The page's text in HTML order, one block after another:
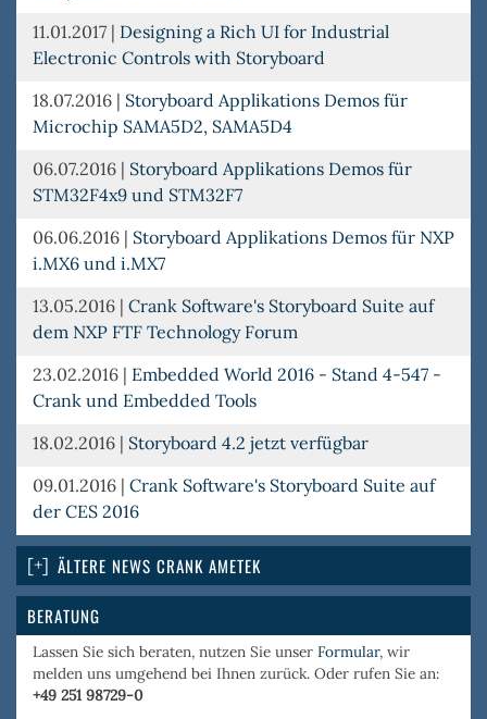
11.01.2017 | Designing a Rich UI for Industrial
Electronic Controls with Storyboard
18.07.2016 | Storyboard Applikations Demos für
Microchip SAMA5D2, SAMA5D4
06.07.2016 | Storyboard Applikations Demos für
STM32F4x9 und STM32F7
06.06.2016 | Storyboard Applikations Demos für NXP
i.MX6 und i.MX7
13.05.2016 | Crank Software's Storyboard Suite auf
dem NXP FTF Technology Forum
23.02.2016 | Embedded World 2016 - Stand 4-547 -
Crank und Embedded Tools
18.02.2016 | Storyboard 4.2 jetzt verfügbar
09.01.2016 | Crank Software's Storyboard Suite auf
der CES 2016
ÄLTERE NEWS CRANK AMETEK
BERATUNG
Lassen Sie sich beraten, nutzen Sie unser Formular, wir
melden uns umgehend bei Ihnen zurück. Oder rufen Sie an:
+49 251 98729-0